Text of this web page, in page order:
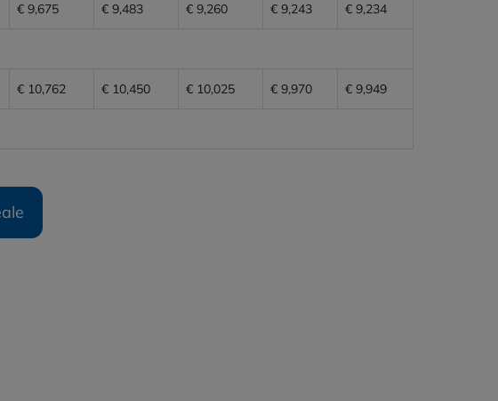
€ 9,675 € 9,483 € 9,260 € 9,243 € 9,234
€ 10,762 € 10,450 € 10,025 € 9,970 € 9,949